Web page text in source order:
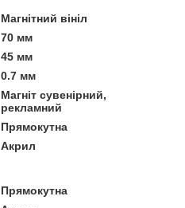
Магнітний вініл
70 мм
45 мм
0.7 мм
Магніт сувенірний,
рекламний
Прямокутна
Акрил
Прямокутна